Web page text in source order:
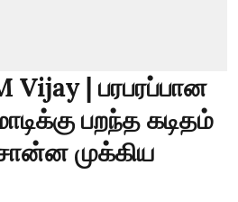
Vijay | பரபரப்பான
பறந்த கடிதம்
முக்கிய